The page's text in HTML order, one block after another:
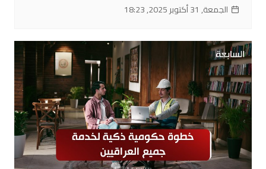
الجمعة, 31 أكتوبر 2025, 18:23